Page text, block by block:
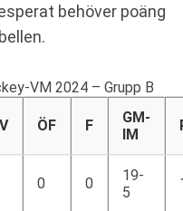
behöver poäng
VM 2024 – Grupp B
ÖF F
GM-
IM
0 0
19-
5